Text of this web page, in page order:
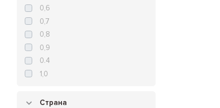
0,6
0,7
0,8
0,9
0.4
1,0
Страна